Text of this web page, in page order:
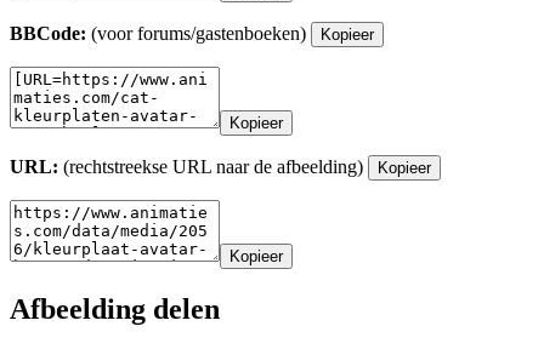
BBCode: (voor forums/gastenboeken) Kopieer
Kopieer
URL: (rechtstreekse URL naar de afbeelding) Kopieer
Kopieer
Afbeelding delen